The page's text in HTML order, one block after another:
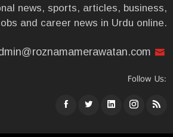
news, sports, articles, business,
and career news in Urdu online.
Follow Us: